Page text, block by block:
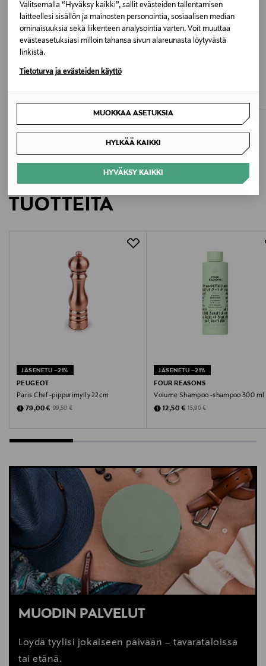
Valitsemalla “Hyväksy kaikki”, sallit evästeiden tallentamisen
laitteellesi sisällön ja mainosten personointia, sosiaalisen median
ominaisuuksia sekä liikenteen analysointia varten. Voit muuttaa
evästeasetuksiasi milloin tahansa sivun alareunasta löytyvästä
linkistä.
Tietoturva ja evästeiden käyttö
MUOKKAA ASETUKSIA
HYLKÄÄ KAIKKI
HYVÄKSY KAIKKI
Romania
Valmistajan tuotenumero
50375
Speidel GmbH
Valmistajan osoite
Speidel GmbH, Paul-Gerhardt-Str. 10, 72411
Bodelshausen, Germany
Digitaalinen osoite
Speidel, arki alushousut, modaali alushousut,
viskoosi alushousut
SPEIDEL
LISÄÄ KIINNOSTAVIA
TUOTTEITA
JÄSENETU –21%
PEUGEOT
Paris Chef -pippurimylly 22 cm
Discounted Price
79,00 € Original Price
99,50 €
JÄSENETU –21%
FOUR REASONS
Volume Shampoo -shampoo 300 ml
Discounted Price
12,50 € Original Price
15,90 €
MUODIN PALVELUT
Löydä tyylisi jokaiseen päivään – tavarataloissa
tai etänä.